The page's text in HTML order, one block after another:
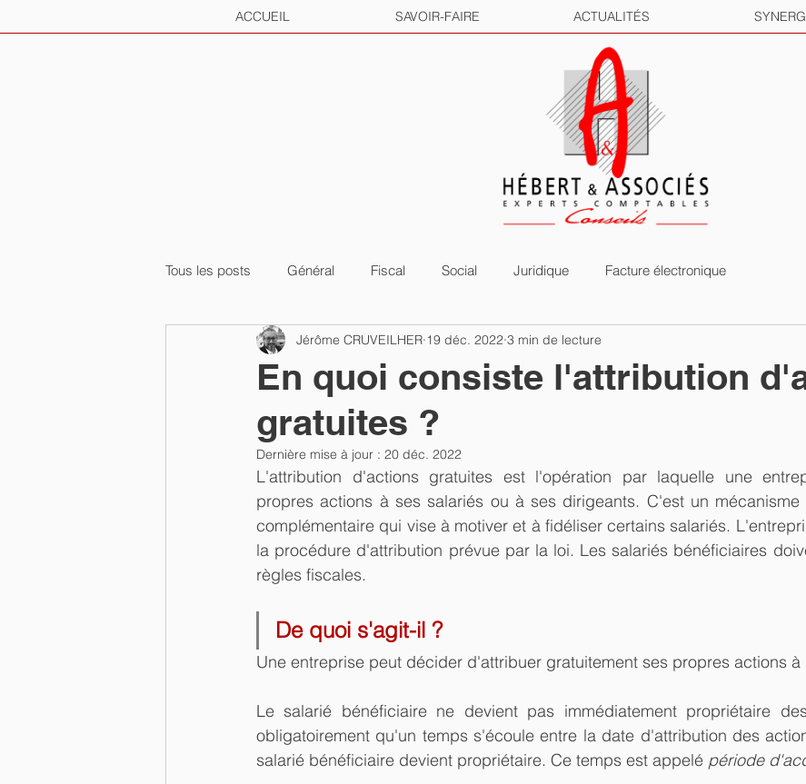
ACCUEIL SAVOIR-FAIRE ACTUALITÉS
Tous les posts Général Fiscal Social Juridique Facture électronique
En quoi consiste l'attribution
gratuites ?
Jérôme CRUVEILHER 19 déc. 2022 3 min de lecture
Dernière mise à jour : 20 déc. 2022
L'attribution d'actions gratuites est l'opération par laquelle une
propres actions à ses salariés ou à ses dirigeants. C'est un mécanisme
complémentaire qui vise à motiver et à fidéliser certains salariés.
la procédure d'attribution prévue par la loi. Les salariés bénéficiaires
règles fiscales.
De quoi s'agit-il ?
Une entreprise peut décider d'attribuer gratuitement ses propres actions à
Le salarié bénéficiaire ne devient pas immédiatement propriétaire
obligatoirement qu'un temps s'écoule entre la date d'attribution des
salarié bénéficiaire devient propriétaire. Ce temps est appelé période